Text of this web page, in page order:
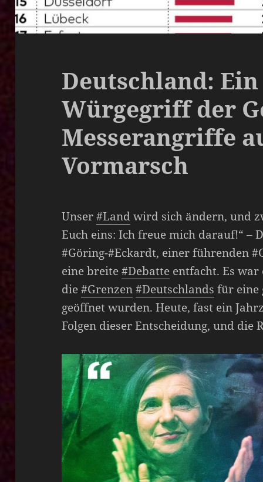
Deutschland:
Würgegriff der
Messerangriffe
Vormarsch
Unser#Landwird sich ändern, und
Euch eins: Ich freue mich darauf!“ –
#Göring-#Eckardt, einer führenden
eine breite#Debatte entfacht. Es
die#Grenzen #Deutschlands für eine
geöffnet wurden. Heute, fast ein
Folgen dieser Entscheidung, und